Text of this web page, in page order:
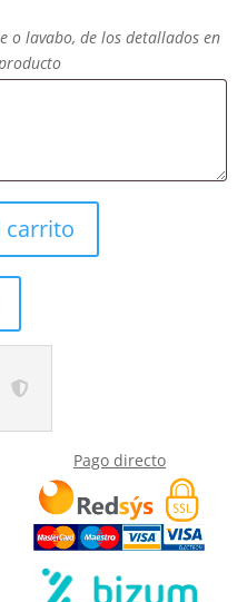
o lavabo, de los detallados en
carrito
Pago directo